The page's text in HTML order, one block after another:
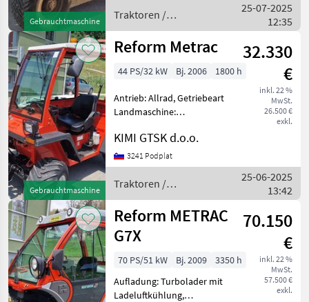
Gebrauchtmaschine
Traktoren /
Reform
25-07-2025
12:35
Gebrauchtmaschine
Reform Metrac
32.330
€
inkl. 22 %
MwSt.
26.500 €
exkl.
44 PS/32 kW Bj. 2006 1800 h
Antrieb: Allrad, Getriebeart
Landmaschine:
Kabine,
Höchstgeschwindigkeit in
km/h: 30 km/h,
Kreuzsteuerhebel:
Kriechg
KIMI GTSK d.o.o.
3241 Podplat
Traktoren /
Reform
25-06-2025
13:42
Reform METRAC
G7X
70.150
€
inkl. 22 %
MwSt.
57.500 €
exkl.
70 PS/51 kW Bj. 2009
3350 h
Aufladung: Turbolader mit
Ladeluftkühlung,